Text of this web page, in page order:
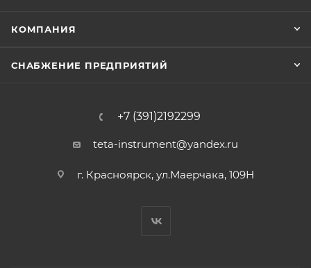
КОМПАНИЯ
СНАБЖЕНИЕ ПРЕДПРИЯТИЙ
+7 (391)2192299
teta-instrument@yandex.ru
г. Красноярск, ул.Маерчака, 109Н